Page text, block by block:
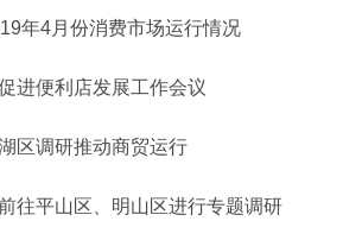
年4月份消费市场运行情况
进便利店发展工作会议
区调研推动商贸运行
往平山区、明山区进行专题调研